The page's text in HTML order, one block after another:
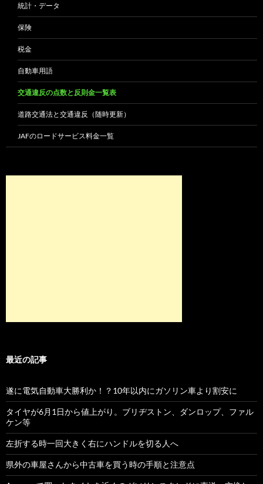
統計・データ
保険
税金
自動車用語
交通違反の点数と反則金一覧表
道路交通法と交通違反（随時更新）
JAFのロードサービス料金一覧
最近の記事
遂に電気自動車大勝利か！？10年以内にガソリン車より割安に
タイヤが6月1日から値上がり。ブリヂストン、ダンロップ、ファル
ケン等
左折する時一回大きく右にハンドルを切る人へ
県外の車屋さんから中古車を買う時の手順と注意点